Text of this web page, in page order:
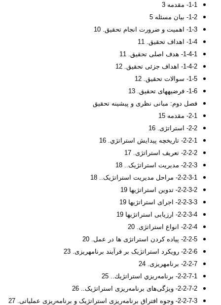
1-1- مقدمه 3
1-2- بیان مسئله 5
1-3- اهمیت و ضرورت انجام تحقیق. 10
1-4- اهداف تحقیق. 11
1-4-1- هدف اصلی تحقیق. 11
1-4-2- اهداف جزئی تحقیق. 12
1-5- سوالات تحقیق. 12
1-6- فرضیه­های تحقیق. 13
فصل دوم: مبانی نظری و پیشینه تحقیق
2-1- مقدمه 15
2-2- استراتژی. 16
2-2-1- تاريخچه پيدايش استراتژي. 16
2-2-2- تعریف استراتژی. 17
2-2-3- مدیریت استراتژیک.. 18
2-2-3-1- مراحل مدیریت استراتژیک.. 18
2-2-3-2- تدوین استراتژی­ها 19
2-2-3-3- اجرای استراتژی­ها 19
2-2-3-4- ارزیابی استراتژی­ها 19
2-2-4- انواع استراتژی. 20
2-2-5- پیاده کردن استراتژی ها در عمل. 20
2-2-6- رویکرد استراتژیک بر فرآیند برنامه­ریزی. 23
2-2-7- برنامه­ریزی. 24
2-2-7-1- ﺑﺮﻧﺎﻣﻪ‌رﻳﺰي اﺳﺘﺮاﺗﮋﻳﻚ.. 25
2-2-7-2- ویژگی‌های برنامه‌ریزی استراتژیک.. 26
2-2-7-3- وجوه افتراق برنامه‌ریزی استراتژیک و برنامه‌ریزی عملیاتی. 27